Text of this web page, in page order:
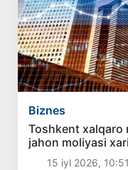
Biznes
Toshkent xalqaro
jahon moliyasi
egallamoqda
15 iyl 2026, 10:51